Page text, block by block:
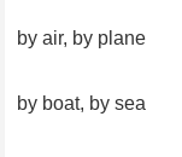
by air, by plane
by boat, by sea